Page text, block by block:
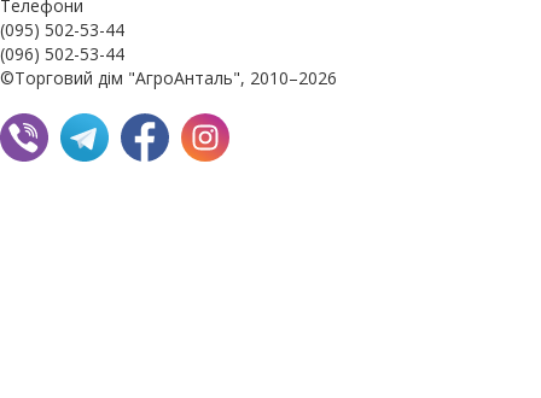
Телефони
(095) 502-53-44
(096) 502-53-44
©Торговий дім "АгроАнталь", 2010–2026